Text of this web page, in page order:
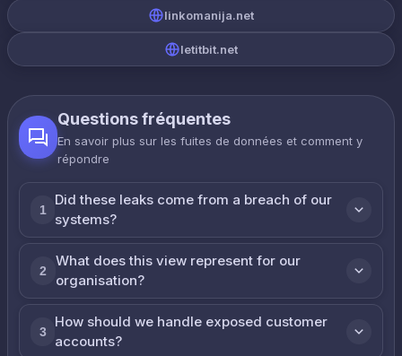
linkomanija.net
letitbit.net
Questions fréquentes
En savoir plus sur les fuites de données et comment y
répondre
1
Did these leaks come from a breach of our
systems?
2
What does this view represent for our
organisation?
3
How should we handle exposed customer
accounts?